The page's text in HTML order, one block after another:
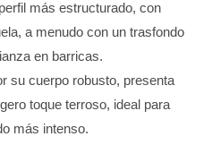
más estructurado, con
a menudo con un trasfondo
en barricas.
su cuerpo robusto, presenta
toque terroso, ideal para
más intenso.